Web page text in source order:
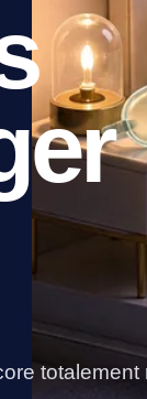
totalement